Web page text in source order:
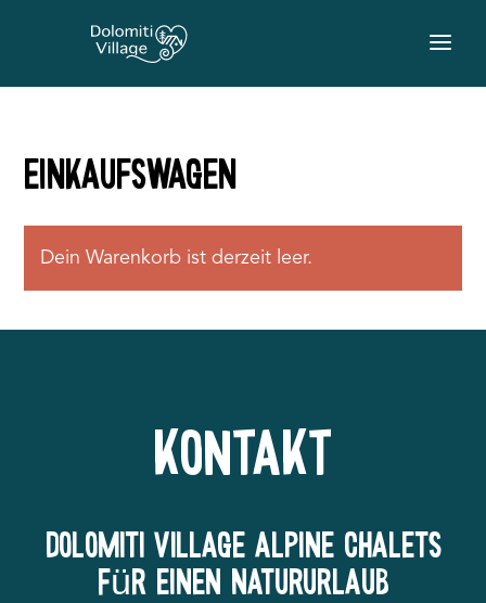
Einkaufswagen
Dein Warenkorb ist derzeit leer.
Kontakt
Dolomiti Village Alpine Chalets
für einen Natururlaub